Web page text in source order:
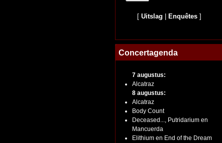
[Uitslag Enquêtes ]
Concertagenda
7 augustus:
Alcatraz
8 augustus:
Alcatraz
Body Count
Deceased..., Putridarium en
Mancuerda
Elithium en End of the Dream